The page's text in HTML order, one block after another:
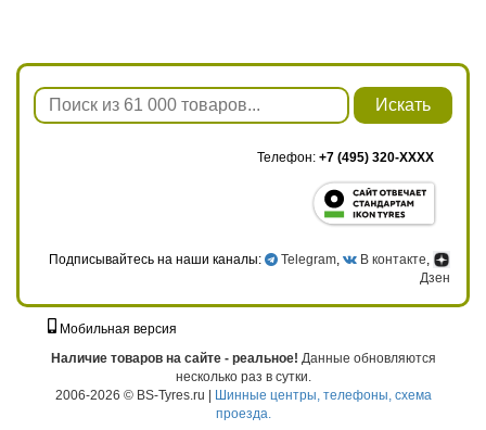
Искать
Телефон: +7 (495) 320-XXXX
Подписывайтесь на наши каналы: Telegram , В контакте
Дзен
Мобильная версия
Наличие товаров на сайте - реальное! Данные обновляются
несколько раз в сутки.
2006-2026 © BS-Tyres.ru | Шинные центры, телефоны, схема
проезда.